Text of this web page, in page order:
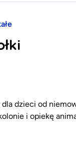
dzieci od
i opiekę